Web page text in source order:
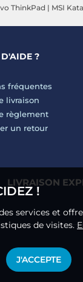
ThinkPad | MSI
?
fréquentes
livraison
règlement
un retour
LIVRAISON
!
services et
de visites.
J'ACCEPTE